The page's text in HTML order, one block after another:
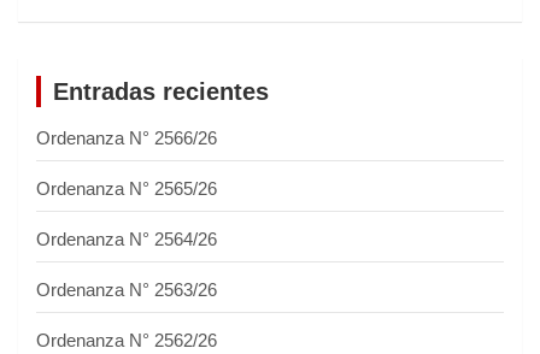
Entradas recientes
Ordenanza N° 2566/26
Ordenanza N° 2565/26
Ordenanza N° 2564/26
Ordenanza N° 2563/26
Ordenanza N° 2562/26